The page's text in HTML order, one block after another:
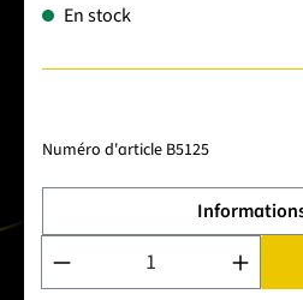
En stock
Numéro d'article B5125
Quantité de produit : Entrez